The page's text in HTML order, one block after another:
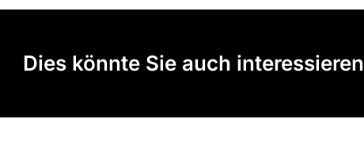
Dies könnte Sie auch interessieren